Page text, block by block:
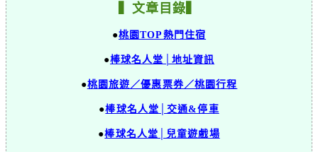
▍文章目錄▍
●桃園TOP熱門住宿
●棒球名人堂│地址資訊
●桃園旅遊／優惠票券／桃園行程
●棒球名人堂│交通&停車
●棒球名人堂│兒童遊戲場